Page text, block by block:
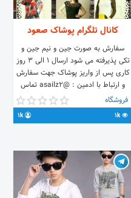
کانال تلگرام پوشاک صعود
سفارش به صورت جین و نیم جین و
تکی پذیرفته می شود ارسال ۱ الی ۳ روز
کاری پس از واریز پوشاک جهت سفارش
و ارتباط با ادمین : @asailz2 تماس
۰۹۳۸۶۱۴۶۹۰۸
فروشگاه
1k
1k